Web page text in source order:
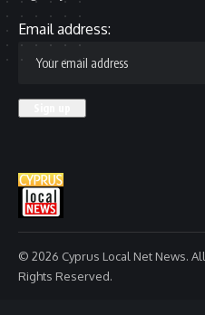
Email address:
© 2026 Cyprus Local Net News. All
Rights Reserved.